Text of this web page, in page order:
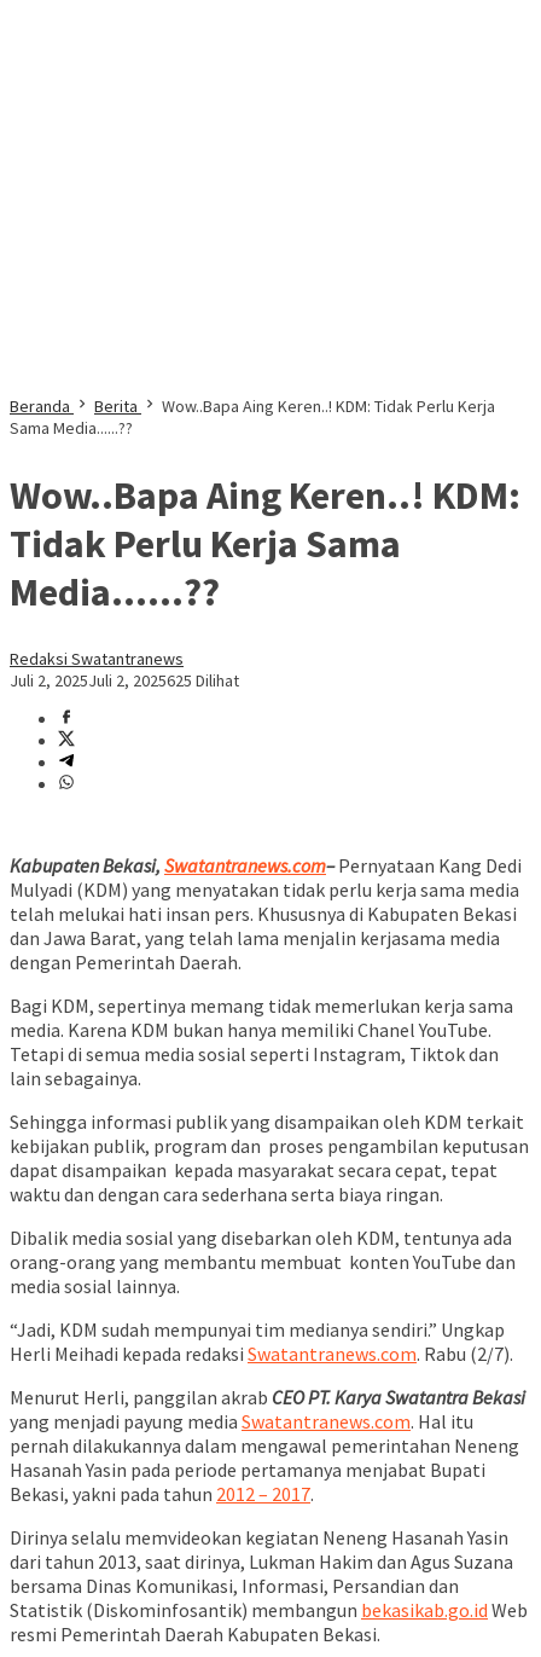
Beranda Berita
Wow..Bapa Aing Keren..! KDM: Tidak Perlu Kerja
Sama Media......??
Wow..Bapa Aing Keren..! KDM:
Tidak Perlu Kerja Sama
Media……??
Redaksi Swatantranews
Juli 2, 2025Juli 2, 2025625 Dilihat
Kabupaten Bekasi, Swatantranews.com–Pernyataan Kang Dedi
Mulyadi (KDM) yang menyatakan tidak perlu kerja sama media
telah melukai hati insan pers. Khususnya di Kabupaten Bekasi
dan Jawa Barat, yang telah lama menjalin kerjasama media
dengan Pemerintah Daerah.
Bagi KDM, sepertinya memang tidak memerlukan kerja sama
media. Karena KDM bukan hanya memiliki Chanel YouTube.
Tetapi di semua media sosial seperti Instagram, Tiktok dan
lain sebagainya.
Sehingga informasi publik yang disampaikan oleh KDM terkait
kebijakan publik, program dan proses pengambilan keputusan
dapat disampaikan kepada masyarakat secara cepat, tepat
waktu dan dengan cara sederhana serta biaya ringan.
Dibalik media sosial yang disebarkan oleh KDM, tentunya ada
orang-orang yang membantu membuat konten YouTube dan
media sosial lainnya.
“Jadi, KDM sudah mempunyai tim medianya sendiri.” Ungkap
Herli Meihadi kepada redaksi Swatantranews.com. Rabu (2/7).
Menurut Herli, panggilan akrab CEO PT. Karya Swatantra Bekasi
yang menjadi payung media Swatantranews.com. Hal itu
pernah dilakukannya dalam mengawal pemerintahan Neneng
Hasanah Yasin pada periode pertamanya menjabat Bupati
Bekasi, yakni pada tahun 2012 – 2017.
Dirinya selalu memvideokan kegiatan Neneng Hasanah Yasin
dari tahun 2013, saat dirinya, Lukman Hakim dan Agus Suzana
bersama Dinas Komunikasi, Informasi, Persandian dan
Statistik (Diskominfosantik) membangun bekasikab.go.id Web
resmi Pemerintah Daerah Kabupaten Bekasi.